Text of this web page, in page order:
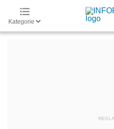
Kategorie